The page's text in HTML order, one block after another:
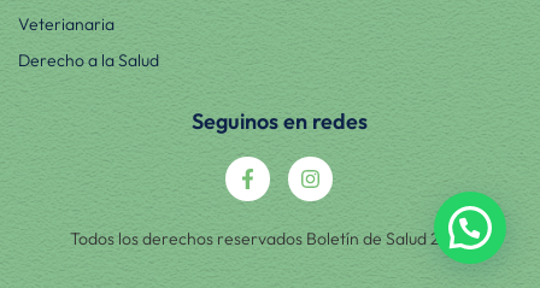
Veterianaria
Derecho a la Salud
Seguinos en redes
Todos los derechos reservados Boletín de Salud 2025